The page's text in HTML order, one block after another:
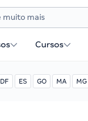
Cursos
DF ES GO MA MG